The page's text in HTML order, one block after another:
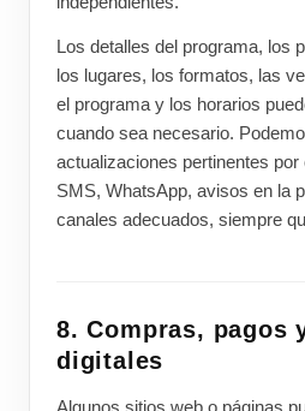
Los detalles del programa, los
los lugares, los formatos, las
el programa y los horarios
cuando sea necesario.
actualizaciones pertinentes
SMS, WhatsApp, avisos en la
canales adecuados, siempre
8. Compras, pagos
digitales
Algunos sitios web o páginas